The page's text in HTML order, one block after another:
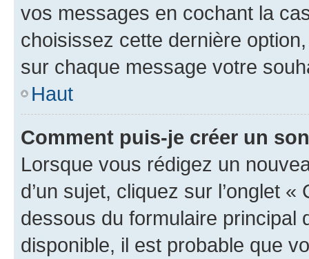
vos messages en cochant la
choisissez cette dernière
sur chaque message votre
Haut
Comment puis-je créer un
Lorsque vous rédigez un
d’un sujet, cliquez sur l’onglet
dessous du formulaire principal
disponible, il est probable que